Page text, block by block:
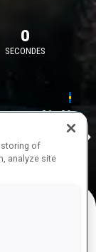
59
SECONDES
26—29 nov.
IDREIdre
storing of
analyze site